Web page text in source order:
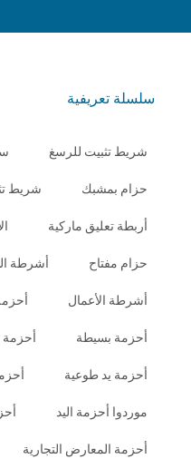
سلسلة تعريفية
شريط تثبيت للرسغ
حزام بمشبك شريط
أربطة تعليق ماركية
حزام مفتاح أشرطة
أشرطة الأعمال
أحزمة بسيطة
أحزمة يد طوعية
موردوا أحزمة اليد
أحزمة المعارض التجارية